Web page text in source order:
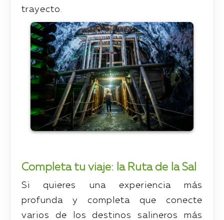
trayecto.
Completa tu viaje: la Ruta de la Sal
Si quieres una experiencia más
profunda y completa que conecte
varios de los destinos salineros más